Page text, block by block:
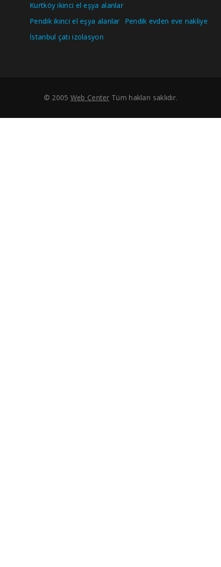
Kurtköy ikinci el eşya alanlar
Pendik ikinci el eşya alanlar
Pendik evden eve nakliye
İstanbul çatı izolasyon
© 2005 Web Center Tüm hakları saklıdır.